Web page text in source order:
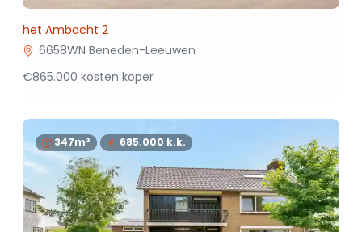
het Ambacht 2
6658WN Beneden-Leeuwen
€865.000 kosten koper
347m² 685.000 k.k.